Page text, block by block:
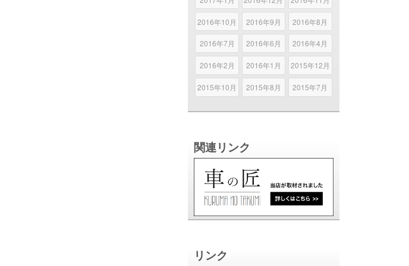
2016年10月 2016年9月 2016年8月
2016年7月 2016年6月 2016年4月
2016年2月 2016年1月 2015年12月
2015年10月 2015年8月 2015年7月
関連リンク
リンク